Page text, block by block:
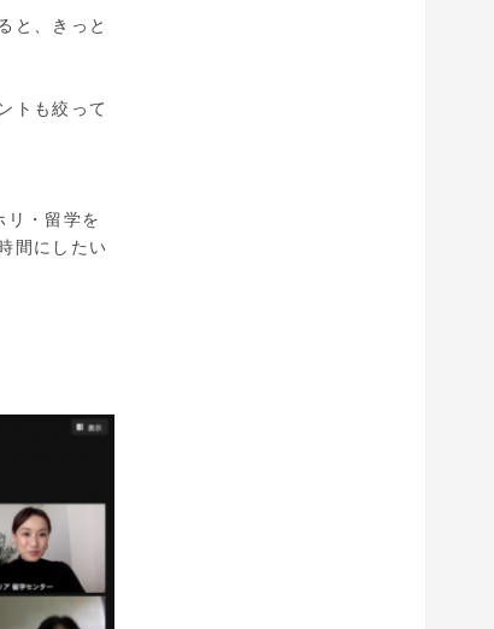
と、きっと
トも絞って
・留学を
間にしたい